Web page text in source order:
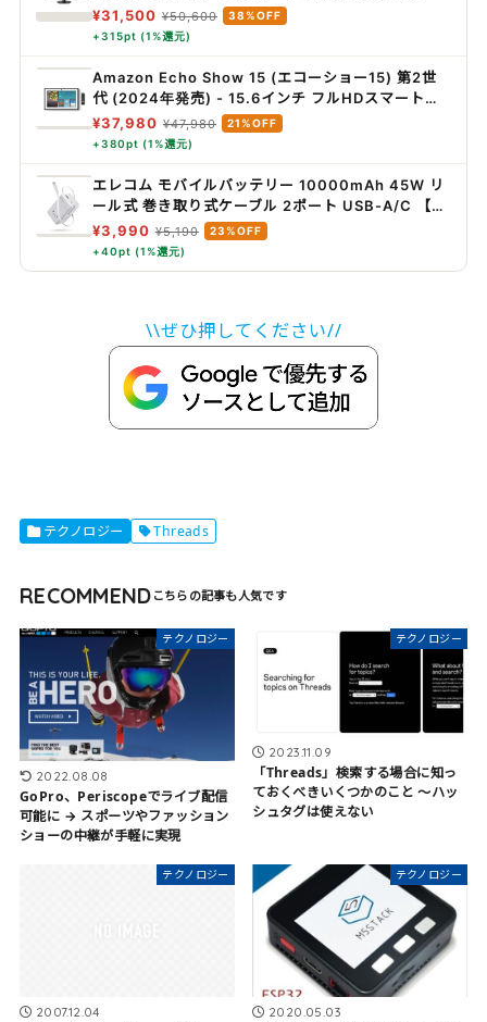
1ms(GTG) HDR10 Fast IPSパネル Adaptive
Sync HDMI対応 RM-G276N
¥31,500 ¥50,600
38%OFF
+315pt (1%還元)
Amazon Echo Show 15 (エコーショー15) 第2世
代 (2024年発売) - 15.6インチ フルHDスマートデ
ィスプレイ with Alexa、Fire TV機能搭載、Alexa
対応音声認識リモコン同梱
¥37,980 ¥47,980
21%OFF
+380pt (1%還元)
エレコム モバイルバッテリー 10000mAh 45W リ
ール式 巻き取り式ケーブル 2ポート USB-A/C 【残
量表示/PSE技術基準適合/PD対応】 しろちゃん
EC-C54LWF
¥3,990 ¥5,190
23%OFF
+40pt (1%還元)
\\ぜひ押してください//
テクノロジー Threads
RECOMMEND
テクノロジー
2022.08.08
GoPro、Periscopeでライブ配信
可能に → スポーツやファッション
ショーの中継が手軽に実現
テクノロジー
2023.11.09
「Threads」検索する場合に知っ
ておくべきいくつかのこと 〜ハッ
シュタグは使えない
テクノロジー
2007.12.04
テクノロジー
2020.05.03